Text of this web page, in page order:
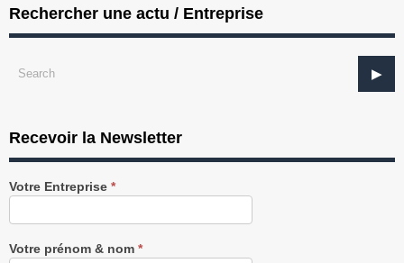
Rechercher une actu / Entreprise
Recevoir la Newsletter
Recevez
notre
gratuitement
Votre Entreprise *
Votre prénom & nom *